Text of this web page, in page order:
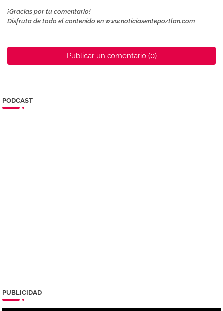
¡Gracias por tu comentario!
Disfruta de todo el contenido en www.noticiasentepoztlan.com
Publicar un comentario (0)
PODCAST
PUBLICIDAD